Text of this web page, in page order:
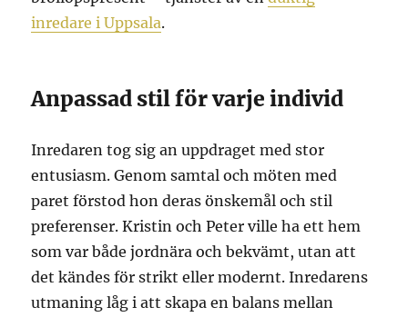
inredare i Uppsala.
Anpassad stil för varje individ
Inredaren tog sig an uppdraget med stor
entusiasm. Genom samtal och möten med
paret förstod hon deras önskemål och stil
preferenser. Kristin och Peter ville ha ett hem
som var både jordnära och bekvämt, utan att
det kändes för strikt eller modernt. Inredarens
utmaning låg i att skapa en balans mellan